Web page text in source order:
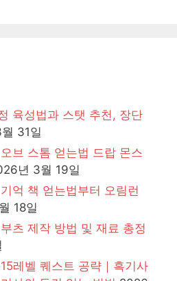
육성법과 스탯 추천, 장단
31일
브 스톰 얻는법 드랍 몬스
년 3월 19일
억 책 얻는법부터 오림런
18일
츠 제작 방법 및 재료 총정
레벨 퀘스트 공략｜흑기사